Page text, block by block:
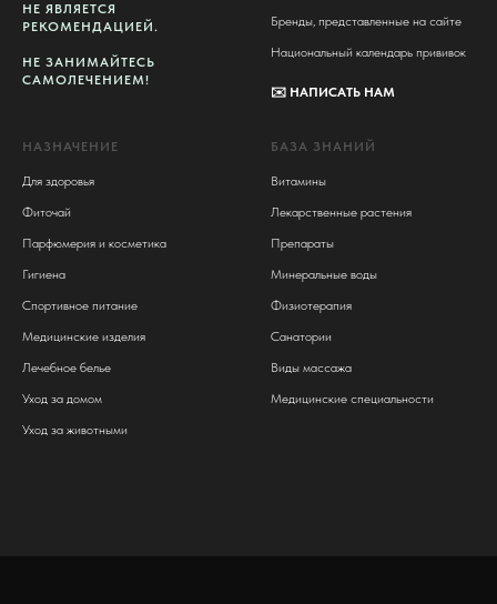
НЕ ЯВЛЯЕТСЯ
РЕКОМЕНДАЦИЕЙ.
НЕ ЗАНИМАЙТЕСЬ
САМОЛЕЧЕНИЕМ!
Бренды, представленные на сайте
Национальный календарь прививок
✉️ НАПИСАТЬ НАМ
НАЗНАЧЕНИЕ
Для здоровья
Фиточай
Парфюмерия и косметика
Гигиена
Спортивное питание
Медицинские изделия
Лечебное белье
Уход за домом
Уход за животными
БАЗА ЗНАНИЙ
Витамины
Лекарственные растения
Препараты
Минеральные воды
Физиотерапия
Санатории
Виды массажа
Медицинские специальности